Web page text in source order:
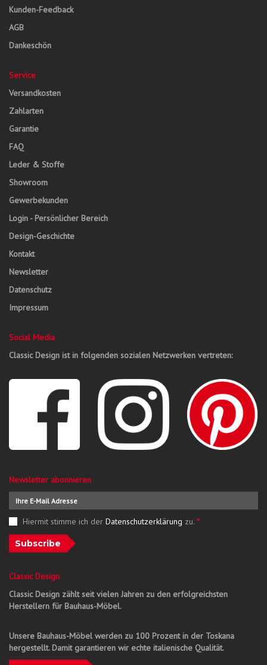
Kunden-Feedback
AGB
Dankeschön
Service
Versandkosten
Zahlarten
Garantie
FAQ
Leder & Stoffe
Showroom
Gewerbekunden
Login - Persönlicher Bereich
Design-Geschichte
Kontakt
Newsletter
Datenschutz
Impressum
Social Media
Classic Design ist in folgenden sozialen Netzwerken vertreten:
Newsletter abonnieren
Hiermit stimme ich der Datenschutzerklärung zu. *
Subscribe
Classic Design
Classic Design zählt seit vielen Jahren zu den erfolgreichsten
Herstellern für Bauhaus-Möbel.
Unsere Bauhaus-Möbel werden zu 100 Prozent in der Toskana
hergestellt. Damit garantieren wir echte italienische Qualität.